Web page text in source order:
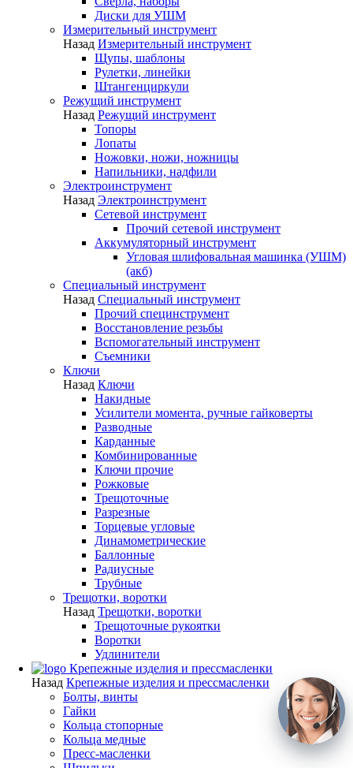
Диски для УШМ
Измерительный инструмент
Назад Измерительный инструмент
Щупы, шаблоны
Рулетки, линейки
Штангенциркули
Режущий инструмент
Назад Режущий инструмент
Топоры
Лопаты
Ножовки, ножи, ножницы
Напильники, надфили
Электроинструмент
Назад Электроинструмент
Сетевой инструмент
Прочий сетевой инструмент
Аккумуляторный инструмент
Угловая шлифовальная машинка (УШМ)
(акб)
Специальный инструмент
Назад Специальный инструмент
Прочий специнструмент
Восстановление резьбы
Вспомогательный инструмент
Съемники
Ключи
Назад Ключи
Накидные
Усилители момента, ручные гайковерты
Разводные
Карданные
Комбинированные
Ключи прочие
Рожковые
Трещоточные
Разрезные
Торцевые угловые
Динамометрические
Баллонные
Радиусные
Трубные
Трещотки, воротки
Назад Трещотки, воротки
Трещоточные рукоятки
Воротки
Удлинители
Крепежные изделия и прессмасленки
Назад Крепежные изделия и прессмасленки
Болты, винты
Гайки
Кольца стопорные
Кольца медные
Пресс-масленки